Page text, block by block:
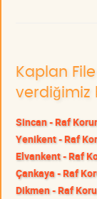
Kaplan
verdiğimiz
Sincan - Raf
Yenikent - Raf
Elvankent - Raf
Çankaya - Raf
Dikmen - Raf